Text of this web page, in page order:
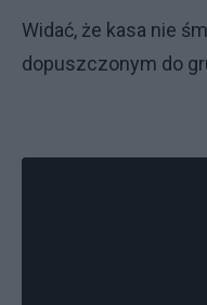
Widać, że kasa nie
dopuszczonym do